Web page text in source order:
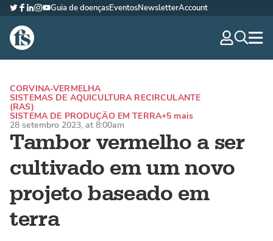
The Fish Site Brasil
Twitter
Facebook
LinkedIn
Instagram
YouTube
Guia de doençasEventosNewsletterAccount
Tambor vermelho a ser
cultivado em um novo
projeto baseado em
terra
CORVINA-VERMELHA
SISTEMAS DE AQUICULTURA RECIRCULANTE
(RAS)
SISTEMA DE PRODUÇÃO EM TERRA+5 mais
28 setembro 2023, at 8:00am